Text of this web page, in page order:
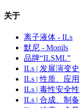
关于
离子液体 - ILs
默尼 - Monils
品牌“ILSML”
ILs | 发展演变史
ILs | 性质、应用
ILs | 毒性安全性
ILs | 合成、制备